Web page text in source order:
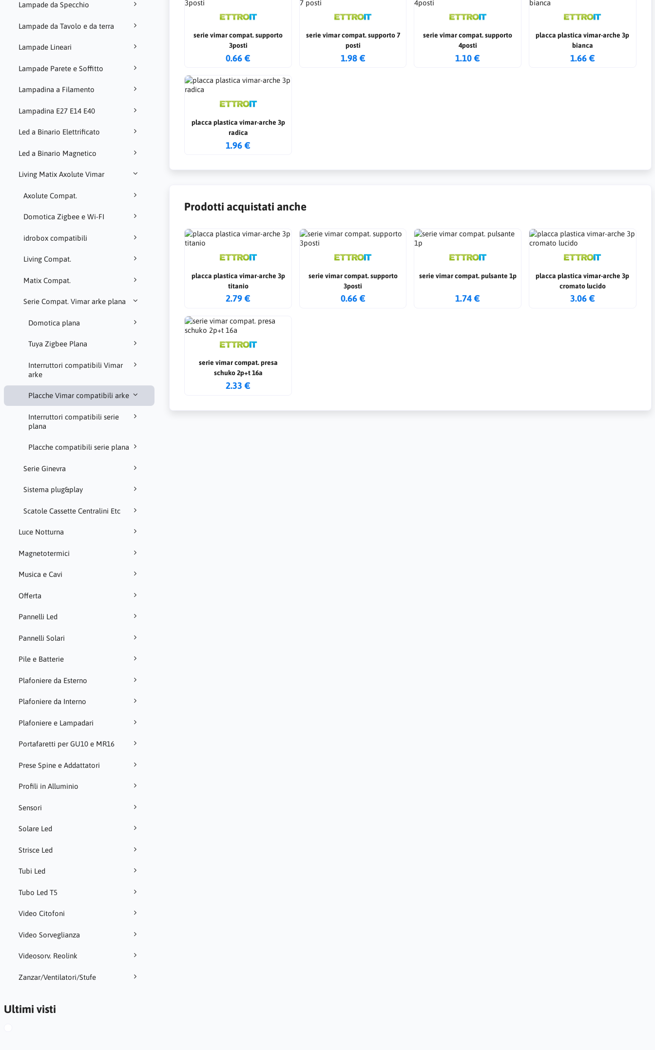
Lampade da Specchio
Lampade da Tavolo e da terra
Lampade Lineari
Lampade Parete e Soffitto
Lampadina a Filamento
Lampadina E27 E14 E40
Led a Binario Elettrificato
Led a Binario Magnetico
Living Matix Axolute Vimar
Axolute Compat.
Domotica Zigbee e Wi-FI
idrobox compatibili
Living Compat.
Matix Compat.
Serie Compat. Vimar arke plana
Domotica plana
Tuya Zigbee Plana
Interruttori compatibili Vimar
arke
Placche Vimar compatibili arke
Interruttori compatibili serie
plana
Placche compatibili serie plana
Serie Ginevra
Sistema plug&play
Scatole Cassette Centralini Etc
Luce Notturna
Magnetotermici
Musica e Cavi
Offerta
Pannelli Led
Pannelli Solari
Pile e Batterie
Plafoniere da Esterno
Plafoniere da Interno
Plafoniere e Lampadari
Portafaretti per GU10 e MR16
Prese Spine e Addattatori
Profili in Alluminio
Sensori
Solare Led
Strisce Led
Tubi Led
Tubo Led T5
Video Citofoni
Video Sorveglianza
Videosorv. Reolink
Zanzar/Ventilatori/Stufe
Ultimi visti
serie vimar compat. supporto
3posti
0.66 €
serie vimar compat. supporto 7
posti
1.98 €
serie vimar compat. supporto
4posti
1.10 €
placca plastica vimar-arche 3p
bianca
1.66 €
placca plastica vimar-arche 3p
radica
1.96 €
Prodotti acquistati anche
placca plastica vimar-arche 3p
titanio
2.79 €
serie vimar compat. supporto
3posti
0.66 €
serie vimar compat. pulsante 1p
1.74 €
placca plastica vimar-arche 3p
cromato lucido
3.06 €
serie vimar compat. presa
schuko 2p+t 16a
2.33 €